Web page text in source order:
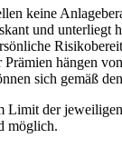
keine
und unterliegt
Prämien hängen
sich gemäß
Limit der
möglich.